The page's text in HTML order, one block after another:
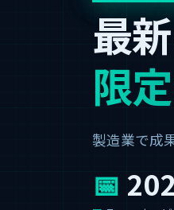
最
限
製造業で成
📅